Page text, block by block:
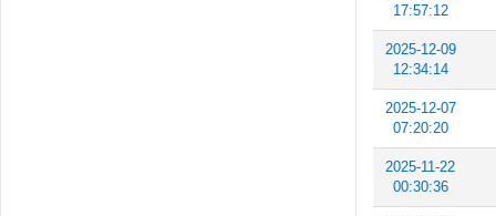
17:57:12
2025-12-09
12:34:14
2025-12-07
07:20:20
2025-11-22
00:30:36